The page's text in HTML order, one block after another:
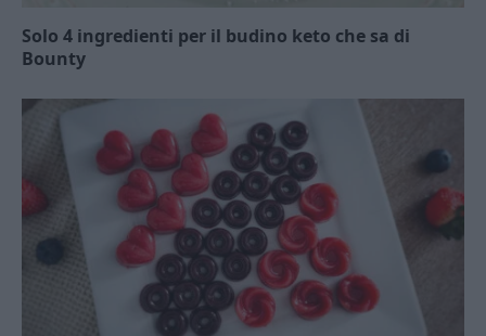
Solo 4 ingredienti per il budino keto che sa di
Bounty